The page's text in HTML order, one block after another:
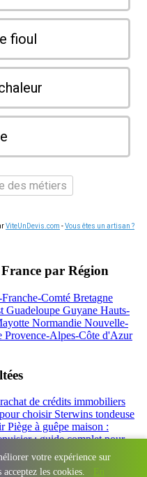
votre expérience sur
les cookies.
En
fioul
des métiers
ViteUnDevis.com -Vous êtes un artisan ?
France par Région
Comté Bretagne
Guadeloupe Guyane Hauts-
Normandie Nouvelle-
Provence-Alpes-Côte d'Azur
de crédits immobiliers
choisir Sterwins tondeuse
Piège à guêpe maison :
: guide complet pour
de crédit : regrouper prêt